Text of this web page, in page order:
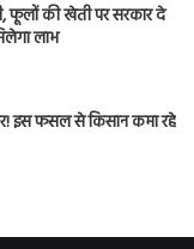
फूलों की खेती पर सरकार दे
लाभ
इस फसल से किसान कमा रहे